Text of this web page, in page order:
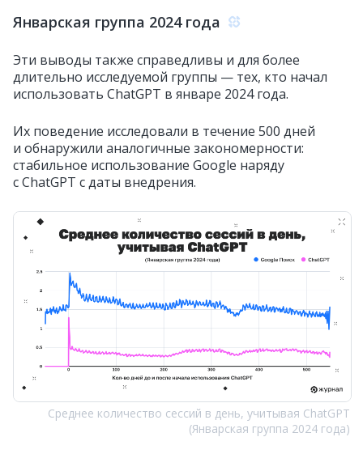
Январская группа 2024 года
Эти выводы также справедливы и для более
длительно исследуемой группы — тех, кто начал
использовать ChatGPT в январе 2024 года.
Их поведение исследовали в течение 500 дней
и обнаружили аналогичные закономерности:
стабильное использование Google наряду
с ChatGPT с даты внедрения.
Среднее количество сессий в день, учитывая ChatGPT
(Январская группа 2024 года)